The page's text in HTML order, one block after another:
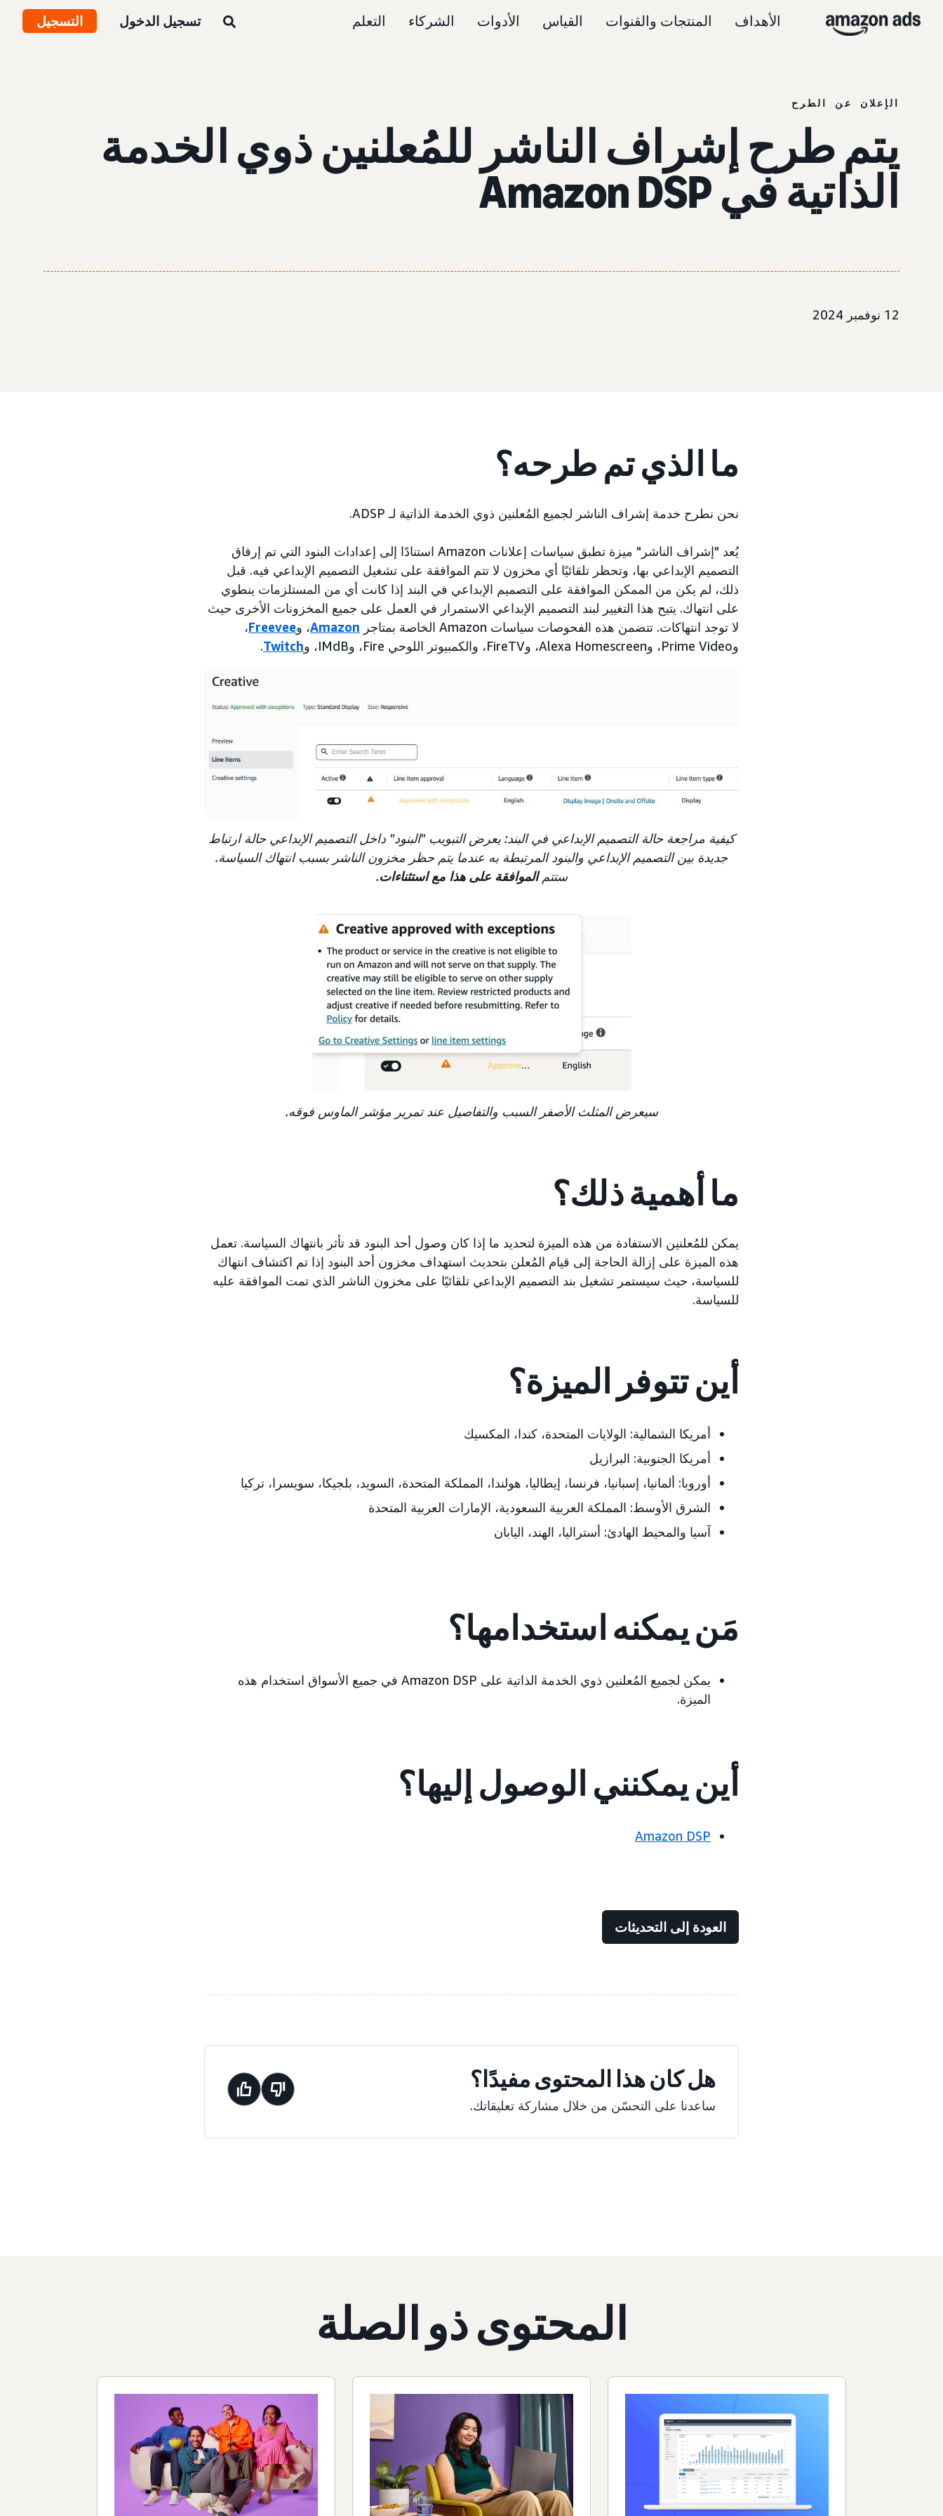
الأهداف المنتجات والقنوات القياس الأدوات الشركاء التعلم تسجيل الدخول التسجيل
الإعلان عن الطرح
يتم طرح إشراف الناشر للمُعلنين ذوي الخدمة
الذاتية في Amazon DSP
12 نوفمبر 2024
ما الذي تم طرحه؟
نحن نطرح خدمة إشراف الناشر لجميع المُعلنين ذوي الخدمة الذاتية لـ ADSP.
يُعد "إشراف الناشر" ميزة تطبق سياسات إعلانات Amazon استنادًا إلى إعدادات البنود التي تم إرفاق
التصميم الإبداعي بها، وتحظر تلقائيًا أي مخزون لا تتم الموافقة على تشغيل التصميم الإبداعي فيه. قبل
ذلك، لم يكن من الممكن الموافقة على التصميم الإبداعي في البند إذا كانت أي من المستلزمات ينطوي
على انتهاك. يتيح هذا التغيير لبند التصميم الإبداعي الاستمرار في العمل على جميع المخزونات الأخرى حيث
لا توجد انتهاكات. تتضمن هذه الفحوصات سياسات Amazon الخاصة بمتاجر
Amazon، وFreevee،
وPrime Video، وAlexa Homescreen، وFireTV، والكمبيوتر اللوحي Fire، وIMdB، و
Twitch
.
كيفية مراجعة حالة التصميم الإبداعي في البند: يعرض التبويب "البنود" داخل التصميم الإبداعي حالة ارتباط
جديدة بين التصميم الإبداعي والبنود المرتبطة به عندما يتم حظر مخزون الناشر بسبب انتهاك السياسة.
ستتمالموافقة على هذا مع استثناءات.
سيعرض المثلث الأصفر السبب والتفاصيل عند تمرير مؤشر الماوس فوقه.
ما أهمية ذلك؟
يمكن للمُعلنين الاستفادة من هذه الميزة لتحديد ما إذا كان وصول أحد البنود قد تأثر بانتهاك السياسة. تعمل
هذه الميزة على إزالة الحاجة إلى قيام المُعلن بتحديث استهداف مخزون أحد البنود إذا تم اكتشاف انتهاك
للسياسة، حيث سيستمر تشغيل بند التصميم الإبداعي تلقائيًا على مخزون الناشر الذي تمت الموافقة عليه
للسياسة.
أين تتوفر الميزة؟
أمريكا الشمالية: الولايات المتحدة، كندا، المكسيك
أمريكا الجنوبية: البرازيل
أوروبا: ألمانيا، إسبانيا، فرنسا، إيطاليا، هولندا، المملكة المتحدة، السويد، بلجيكا، سويسرا، تركيا
الشرق الأوسط: المملكة العربية السعودية، الإمارات العربية المتحدة
آسيا والمحيط الهادئ: أستراليا، الهند، اليابان
مَن يمكنه استخدامها؟
يمكن لجميع المُعلنين ذوي الخدمة الذاتية على Amazon DSP في جميع الأسواق استخدام هذه
الميزة.
أين يمكنني الوصول إليها؟
Amazon DSP
العودة إلى التحديثات
هل كان هذا المحتوى مفيدًا؟
ساعدنا على التحسّن من خلال مشاركة تعليقاتك.
المحتوى ذو الصلة